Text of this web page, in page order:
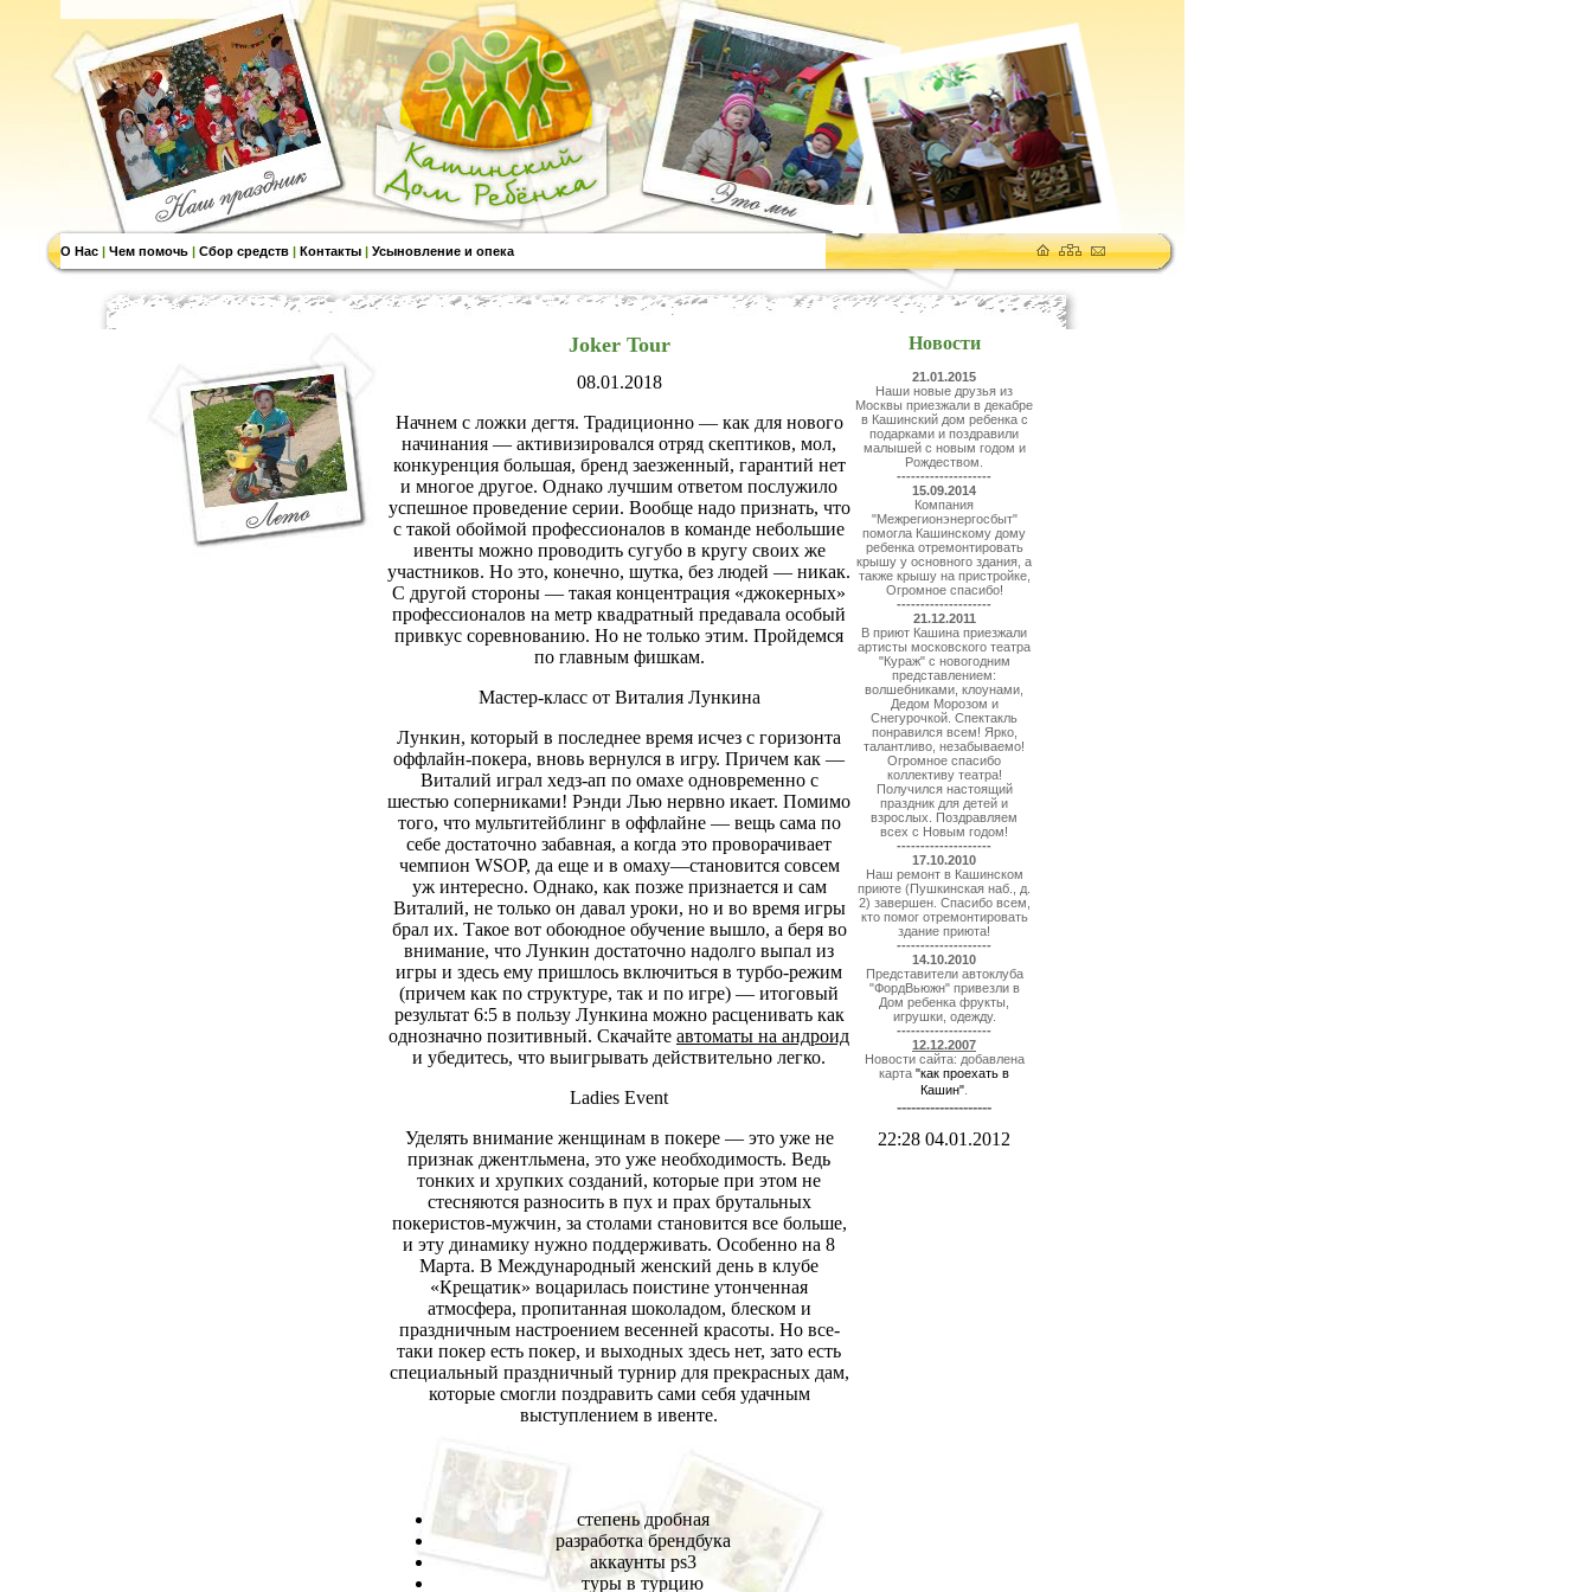
О Нас | Чем помочь | Сбор средств | Контакты | Усыновление и опека
Joker Tour
08.01.2018
Начнем с ложки дегтя. Традиционно — как для нового
начинания — активизировался отряд скептиков, мол,
конкуренция большая, бренд заезженный, гарантий нет
и многое другое. Однако лучшим ответом послужило
успешное проведение серии. Вообще надо признать, что
с такой обоймой профессионалов в команде небольшие
ивенты можно проводить сугубо в кругу своих же
участников. Но это, конечно, шутка, без людей — никак.
С другой стороны — такая концентрация «джокерных»
профессионалов на метр квадратный предавала особый
привкус соревнованию. Но не только этим. Пройдемся
по главным фишкам.
Мастер-класс от Виталия Лункина
Лункин, который в последнее время исчез с горизонта
оффлайн-покера, вновь вернулся в игру. Причем как —
Виталий играл хедз-ап по омахе одновременно с
шестью соперниками! Рэнди Лью нервно икает. Помимо
того, что мультитейблинг в оффлайне — вещь сама по
себе достаточно забавная, а когда это проворачивает
чемпион WSOP, да еще и в омаху—становится совсем
уж интересно. Однако, как позже признается и сам
Виталий, не только он давал уроки, но и во время игры
брал их. Такое вот обоюдное обучение вышло, а беря во
внимание, что Лункин достаточно надолго выпал из
игры и здесь ему пришлось включиться в турбо-режим
(причем как по структуре, так и по игре) — итоговый
результат 6:5 в пользу Лункина можно расценивать как
однозначно позитивный. Скачайте автоматы на андроид
и убедитесь, что выигрывать действительно легко.
Ladies Event
Уделять внимание женщинам в покере — это уже не
признак джентльмена, это уже необходимость. Ведь
тонких и хрупких созданий, которые при этом не
стесняются разносить в пух и прах брутальных
покеристов-мужчин, за столами становится все больше,
и эту динамику нужно поддерживать. Особенно на 8
Марта. В Международный женский день в клубе
«Крещатик» воцарилась поистине утонченная
атмосфера, пропитанная шоколадом, блеском и
праздничным настроением весенней красоты. Но все-
таки покер есть покер, и выходных здесь нет, зато есть
специальный праздничный турнир для прекрасных дам,
которые смогли поздравить сами себя удачным
выступлением в ивенте.
степень дробная
разработка брендбука
аккаунты ps3
туры в турцию
Новости
21.01.2015
Наши новые друзья из
Москвы приезжали в декабре
в Кашинский дом ребенка с
подарками и поздравили
малышей с новым годом и
Рождеством.
--------------------
15.09.2014
Компания
"Межрегионэнергосбыт"
помогла Кашинскому дому
ребенка отремонтировать
крышу у основного здания, а
также крышу на пристройке,
Огромное спасибо!
--------------------
21.12.2011
В приют Кашина приезжали
артисты московского театра
"Кураж" с новогодним
представлением:
волшебниками, клоунами,
Дедом Морозом и
Снегурочкой. Спектакль
понравился всем! Ярко,
талантливо, незабываемо!
Огромное спасибо
коллективу театра!
Получился настоящий
праздник для детей и
взрослых. Поздравляем
всех с Новым годом!
--------------------
17.10.2010
Наш ремонт в Кашинском
приюте (Пушкинская наб., д.
2) завершен. Спасибо всем,
кто помог отремонтировать
здание приюта!
--------------------
14.10.2010
Представители автоклуба
"ФордВьюжн" привезли в
Дом ребенка фрукты,
игрушки, одежду.
--------------------
12.12.2007
Новости сайта: добавлена
карта "как проехать в
Кашин"
--------------------
22:28 04.01.2012